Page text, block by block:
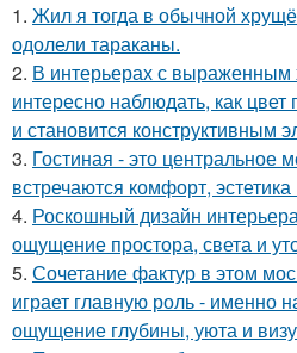
1. Жил я тогда в обычной
одолели тараканы.
2. В интерьерах с выраженным
интересно наблюдать, как
и становится конструктивным
3. Гостиная - это центральное
встречаются комфорт,
4. Роскошный дизайн
ощущение простора, света и
5. Сочетание фактур в этом
играет главную роль - именно
ощущение глубины, уюта и